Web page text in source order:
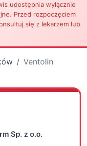
udostępnia wyłącznie
Przed rozpoczęciem
się z lekarzem lub
Ventolin
Sp. z o.o.